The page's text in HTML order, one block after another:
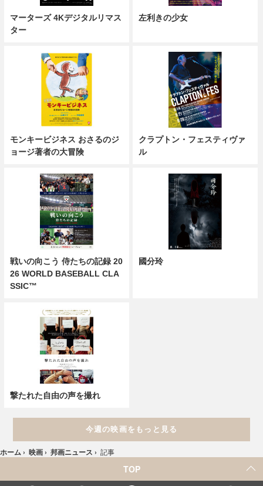
マーターズ 4Kデジタルリマス
ター
左利きの少女
モンキービジネス おさるのジ
ョージ著者の大冒険
クラプトン・フェスティヴァ
ル
戦いの向こう 侍たちの記録 20
26 WORLD BASEBALL CLA
SSIC™
國分玲
撃たれた自由の声を撮れ
今週の映画をもっと見る
ホーム › 映画 › 邦画ニュース › 記事
TOP